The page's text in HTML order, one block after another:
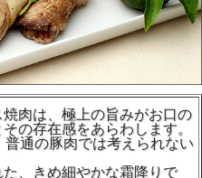
肉は、極上の旨みがお口の
の存在感をあらわします。
通の豚肉では考えられない
、きめ細やかな霜降りで